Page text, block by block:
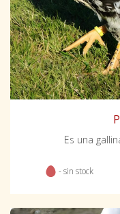
Es una
- sin stock